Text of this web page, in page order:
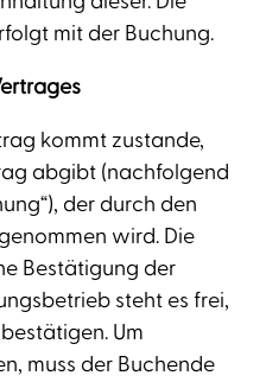
mit der Buchung.
kommt zustande,
abgibt (nachfolgend
der durch den
wird. Die
Bestätigung der
steht es frei,
Um
muss der Buchende